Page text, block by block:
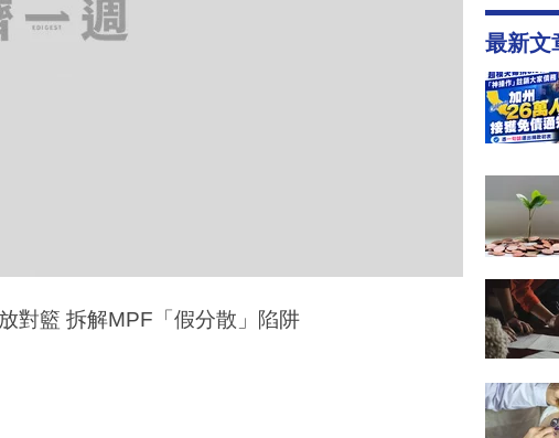
對籃 拆解MPF「假分散」陷阱
最新文